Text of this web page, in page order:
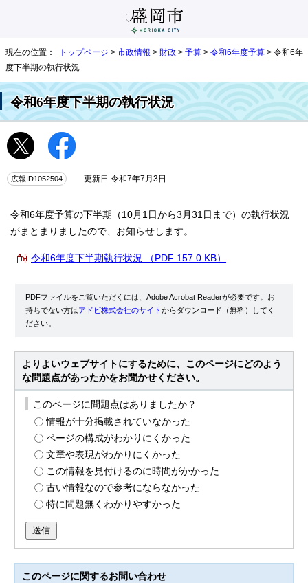
現在の位置： トップページ > 市政情報 > 財政 > 予算 > 令和6年度予算 > 令和6年
度下半期の執行状況
令和6年度下半期の執行状況
広報ID1052504 更新日 令和7年7月3日
令和6年度予算の下半期（10月1日から3月31日まで）の執行状況
がまとまりましたので、お知らせします。
令和6年度下半期執行状況 （PDF 157.0 KB）
PDFファイルをご覧いただくには、Adobe Acrobat Readerが必要です。お
持ちでない方はアドビ株式会社のサイトからダウンロード（無料）してく
ださい。
よりよいウェブサイトにするために、このページにどのよう
な問題点があったかをお聞かせください。
このページに問題点はありましたか？
情報が十分掲載されていなかった
ページの構成がわかりにくかった
文章や表現がわかりにくかった
この情報を見付けるのに時間がかかった
古い情報なので参考にならなかった
特に問題無くわかりやすかった
送信
このページに関するお問い合わせ